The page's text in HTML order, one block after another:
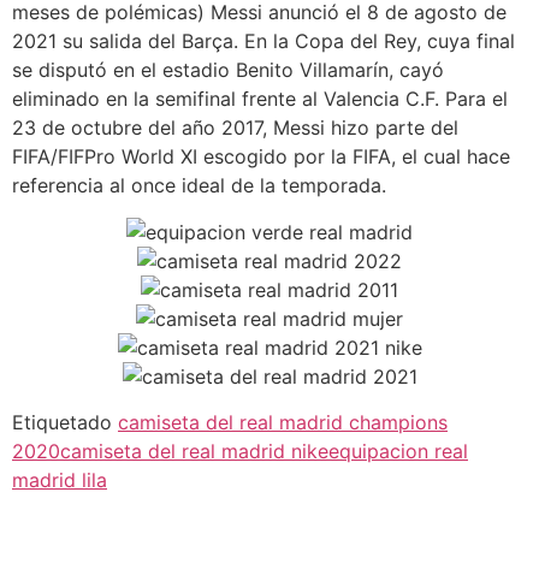
meses de polémicas) Messi anunció el 8 de agosto de
2021 su salida del Barça. En la Copa del Rey, cuya final
se disputó en el estadio Benito Villamarín, cayó
eliminado en la semifinal frente al Valencia C.F. Para el
23 de octubre del año 2017, Messi hizo parte del
FIFA/FIFPro World XI escogido por la FIFA, el cual hace
referencia al once ideal de la temporada.
Etiquetado camiseta del real madrid champions
2020camiseta del real madrid nikeequipacion real
madrid lila